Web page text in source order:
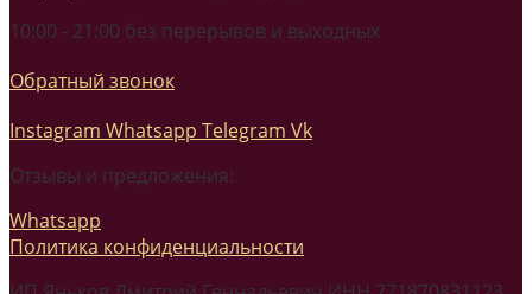
10:00 - 21:00 без перерывов и выходных
Обратный звонок
Instagram Whatsapp Telegram Vk
Отзывы и предложения:
Whatsapp
Политика конфиденциальности